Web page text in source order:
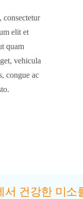
consectetur
elit et
quam
vehicula
congue ac
건강한 미소